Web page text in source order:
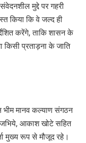
मुद्दे पर गहरी
किया कि वे जल्द ही
करेंगे, ताकि शासन के
किसी प्रताड़ना के जाति
भीम मानव कल्याण संगठन
आकाश खोटे सहित
मुख्य रूप से मौजूद रहे।